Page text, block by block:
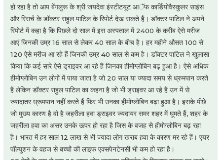
हो रहा है तो आप बेंगलुरू के श्री जयदेवा इंस्टीटयूट आॅफ कार्डियोवैस्कुलर साइंस
और रिसर्च के डॉक्टर राहुल पाटिल के रिपोर्ट देख सकते हैं। डॉक्टर पाटिल ने अपने
रिपोर्ट में कहा है कि पिछले दो साल में इस अस्पताल में 2400 के करीब ऐसे मरीज
आएं जिनकी उम्र 16 साल से लेकर 40 साल के बीच है। हर महीने औसत 100 से
120 ऐसे मरीज आ रहे हैं जिनकी उम्र 40 साल से कम है। डॉक्टर पाटिल ने खुलासा
किया कि कई सारे ऐसे ड्राइवर आ रहे हैं जिनका हीमोग्लोबिन बढ़ हुआ है। ऐसे अधिक
हीमोग्लोबिन उन लोगों में पाया जाता है जो 20 साल या ज्यादा समय से ध्रुमपान करते
हैं लेकिन डॉक्टर राहुल पाटिल का कहना है जो भी ड्राइवर आ रहे हैं उन में से
ज्यादातर ध्रूमपान नहीं करते हैं फिर भी उनका हीमोग्लोबिन बढ़ा हुआ है। इसके पीछे
जो मुख्य कारण है वो है जहरीला हवा ड्राइवर ज्यदायर समर शहर में घूमते हैं, शहर के
जहरीला हवा का असर उनके ऊपर हो रहा है जिस के वजह से हीमोग्लोबिन बढ़ रहा
है। भारत में हर साल 12 लाख से भी ज्यादा लोग खराब हवा के कारण मर रहे हैं। एयर
पॉल्युशन के वहज से बच्चों की लाइफ एक्सपेनटेनसी भी कम हो रहा है।